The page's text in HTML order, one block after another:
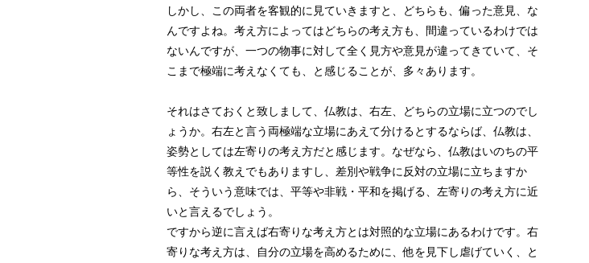
しかし、この両者を客観的に見ていきますと、どちらも、偏った意見、な
んですよね。考え方によってはどちらの考え方も、間違っているわけでは
ないんですが、一つの物事に対して全く見方や意見が違ってきていて、そ
こまで極端に考えなくても、と感じることが、多々あります。
それはさておくと致しまして、仏教は、右左、どちらの立場に立つのでし
ょうか。右左と言う両極端な立場にあえて分けるとするならば、仏教は、
姿勢としては左寄りの考え方だと感じます。なぜなら、仏教はいのちの平
等性を説く教えでもありますし、差別や戦争に反対の立場に立ちますか
ら、そういう意味では、平等や非戦・平和を掲げる、左寄りの考え方に近
いと言えるでしょう。
ですから逆に言えば右寄りな考え方とは対照的な立場にあるわけです。右
寄りな考え方は、自分の立場を高めるために、他を見下し虐げていく、と